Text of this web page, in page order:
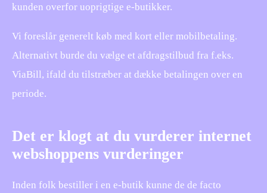
kunden overfor uoprigtige e-butikker.
Vi foreslår generelt køb med kort eller mobilbetaling.
Alternativt burde du vælge et afdragstilbud fra f.eks.
ViaBill, ifald du tilstræber at dække betalingen over en
periode.
Det er klogt at du vurderer internet
webshoppens vurderinger
Inden folk bestiller i en e-butik kunne de de facto